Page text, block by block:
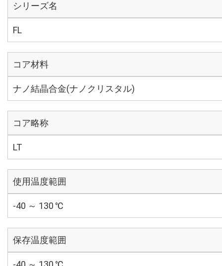
シリーズ名
FL
コア材料
ナノ結晶合金(ナノクリスタル)
コア略称
LT
使用温度範囲
-40 ～ 130 ℃
保存温度範囲